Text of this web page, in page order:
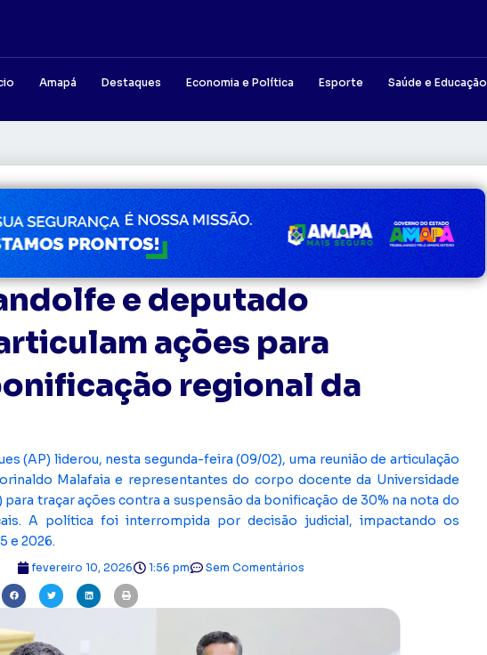
Amapá Destaques Economia e Política Esporte Saúde e Educação
e deputado
ações para
regional da
(AP) liderou, nesta segunda-feira (09/02), uma reunião de articulação
Malafaia e representantes do corpo docente da Universidade
para traçar ações contra a suspensão da bonificação de 30% na nota do
A política foi interrompida por decisão judicial, impactando os
e 2026.
fevereiro 10, 2026 1:56 pm
Sem Comentários